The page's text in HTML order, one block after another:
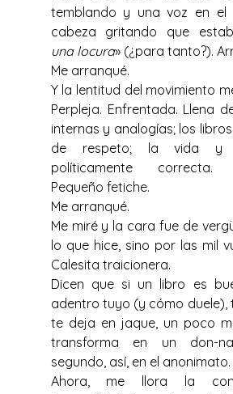
temblando y una voz en el
cabeza gritando que
una locura» (¿para tanto?).
Me arranqué.
Y la lentitud del movimiento
Perpleja. Enfrentada. Llena
internas y analogías; los
de respeto; la vida y
políticamente correcta.
Pequeño fetiche.
Me arranqué.
Me miré y la cara fue de
lo que hice, sino por las mil
Calesita traicionera.
Dicen que si un libro es
adentro tuyo (y cómo duele),
te deja en jaque, un poco
transforma en un don-
segundo, así, en el anonimato.
Ahora, me llora la